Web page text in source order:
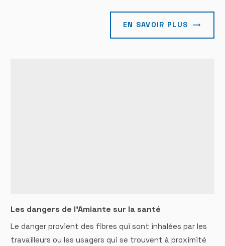
EN SAVOIR PLUS
Les dangers de l'Amiante sur la santé
Le danger provient des fibres qui sont inhalées par les
travailleurs ou les usagers qui se trouvent à proximité